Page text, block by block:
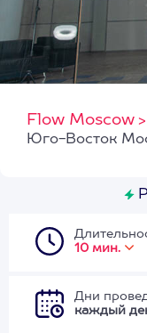
Flow Moscow >
Юго-Восток
10 мин.
Дни
каждый